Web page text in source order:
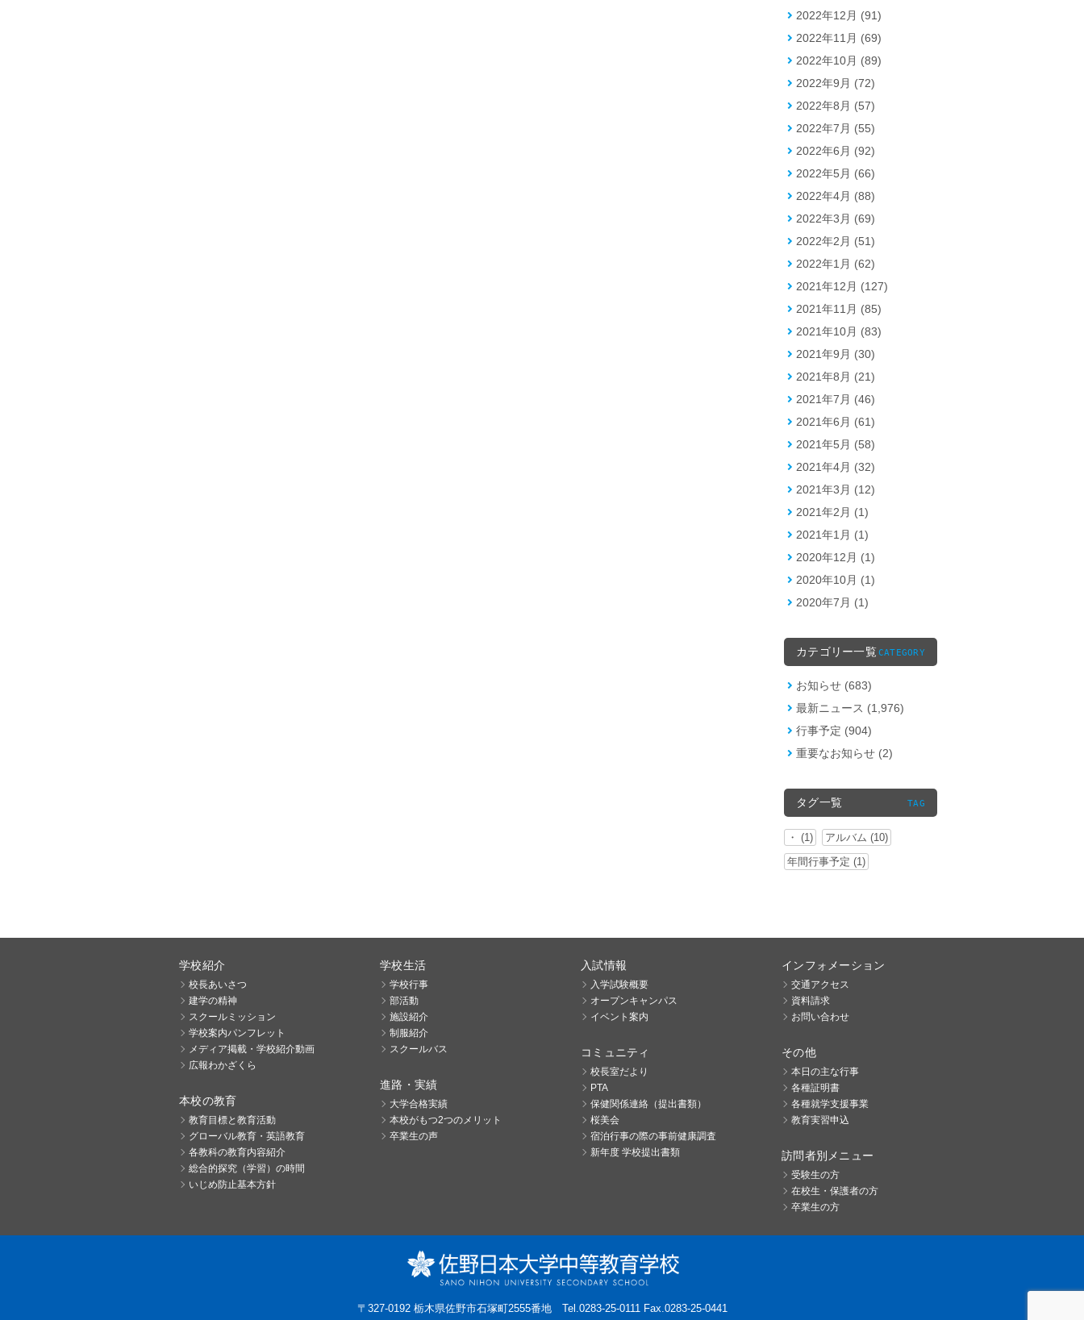
2022年12月 (91)
2022年11月 (69)
2022年10月 (89)
2022年9月 (72)
2022年8月 (57)
2022年7月 (55)
2022年6月 (92)
2022年5月 (66)
2022年4月 (88)
2022年3月 (69)
2022年2月 (51)
2022年1月 (62)
2021年12月 (127)
2021年11月 (85)
2021年10月 (83)
2021年9月 (30)
2021年8月 (21)
2021年7月 (46)
2021年6月 (61)
2021年5月 (58)
2021年4月 (32)
2021年3月 (12)
2021年2月 (1)
2021年1月 (1)
2020年12月 (1)
2020年10月 (1)
2020年7月 (1)
カテゴリー一覧 CATEGORY
お知らせ (683)
最新ニュース (1,976)
行事予定 (904)
重要なお知らせ (2)
タグ一覧 TAG
・ (1)
アルバム (10)
年間行事予定 (1)
学校紹介
校長あいさつ
建学の精神
スクールミッション
学校案内パンフレット
メディア掲載・学校紹介動画
広報わかざくら
本校の教育
教育目標と教育活動
グローバル教育・英語教育
各教科の教育内容紹介
総合的探究（学習）の時間
いじめ防止基本方針
学校生活
学校行事
部活動
施設紹介
制服紹介
スクールバス
進路・実績
大学合格実績
本校がもつ2つのメリット
卒業生の声
入試情報
入学試験概要
オープンキャンパス
イベント案内
コミュニティ
校長室だより
PTA
保健関係連絡（提出書類）
桜美会
宿泊行事の際の事前健康調査
新年度 学校提出書類
インフォメーション
交通アクセス
資料請求
お問い合わせ
その他
本日の主な行事
各種証明書
各種就学支援事業
教育実習申込
訪問者別メニュー
受験生の方
在校生・保護者の方
卒業生の方
〒327-0192 栃木県佐野市石塚町2555番地 Tel.0283-25-0111 Fax.0283-25-0441